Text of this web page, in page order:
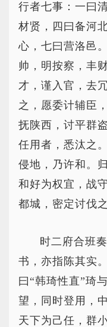
行者七事：一曰
材贤，四曰备河
心，七曰营洛邑
帅，明按察，丰
才，谨入官，去
之，愿委计辅臣
抚陕西，讨平群
任用者，悉汰之
侵地，乃许和。
和好为权宜，战
都城，密定讨伐
时二府合班
书，亦指陈其实
曰“韩琦性直”琦
望，同时登用，
天下为己任，群